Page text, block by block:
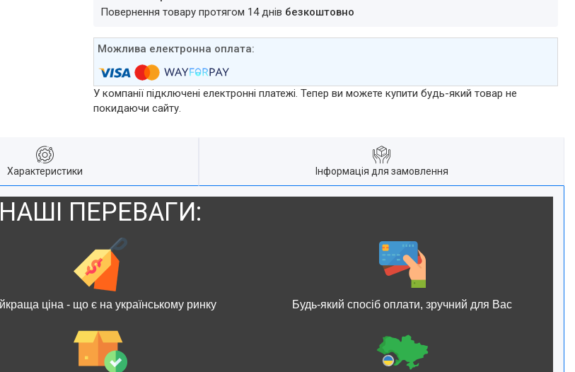
повернення товару протягом 14 днів безкоштовно
У компанії підключені електронні платежі. Тепер ви можете купити будь-який товар не
покидаючи сайту.
Характеристики Інформація для замовлення
НАШІ ПЕРЕВАГИ:
ціна - що є на українському ринку Будь-який спосіб оплати, зручний для Вас